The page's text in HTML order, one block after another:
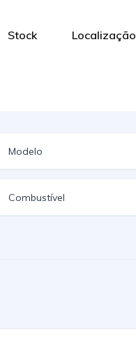
Stock Localização